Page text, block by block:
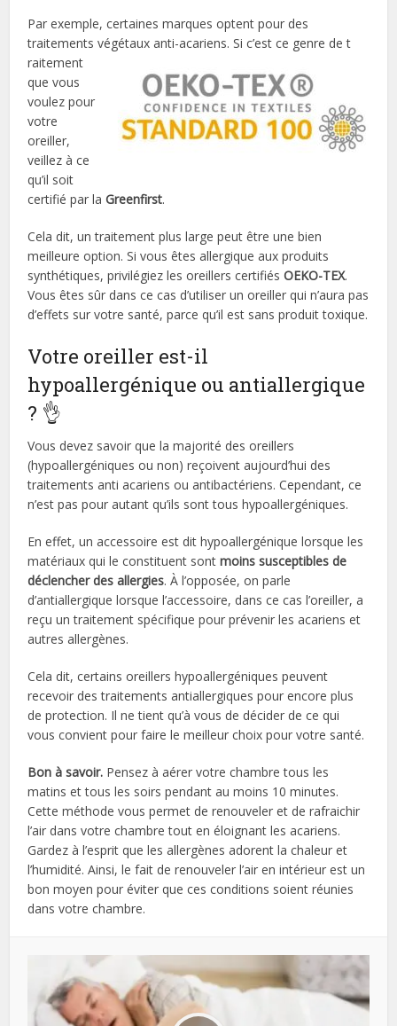
Par exemple, certaines marques optent pour des
traitements végétaux anti-acariens. Si c’est ce genre de t
raitement
que vous
voulez pour
votre
oreiller,
veillez à ce
qu’il soit
certifié par laGreenfirst.
Cela dit, un traitement plus large peut être une bien
meilleure option. Si vous êtes allergique aux produits
synthétiques, privilégiez les oreillers certifiésOEKO-TEX.
Vous êtes sûr dans ce cas d’utiliser un oreiller qui n’aura pas
d’effets sur votre santé, parce qu’il est sans produit toxique.
Votre oreiller est-il
hypoallergénique ou antiallergique
? 👌
Vous devez savoir que la majorité des oreillers
(hypoallergéniques ou non) reçoivent aujourd’hui des
traitements anti acariens ou antibactériens. Cependant, ce
n’est pas pour autant qu’ils sont tous hypoallergéniques.
En effet, un accessoire est dit hypoallergénique lorsque les
matériaux qui le constituent sontmoins susceptibles de
déclencher des allergies. À l’opposée, on parle
d’antiallergique lorsque l’accessoire, dans ce cas l’oreiller, a
reçu un traitement spécifique pour prévenir les acariens et
autres allergènes.
Cela dit, certains oreillers hypoallergéniques peuvent
recevoir des traitements antiallergiques pour encore plus
de protection. Il ne tient qu’à vous de décider de ce qui
vous convient pour faire le meilleur choix pour votre santé.
Bon à savoir. Pensez à aérer votre chambre tous les
matins et tous les soirs pendant au moins 10 minutes.
Cette méthode vous permet de renouveler et de rafraichir
l’air dans votre chambre tout en éloignant les acariens.
Gardez à l’esprit que les allergènes adorent la chaleur et
l’humidité. Ainsi, le fait de renouveler l’air en intérieur est un
bon moyen pour éviter que ces conditions soient réunies
dans votre chambre.